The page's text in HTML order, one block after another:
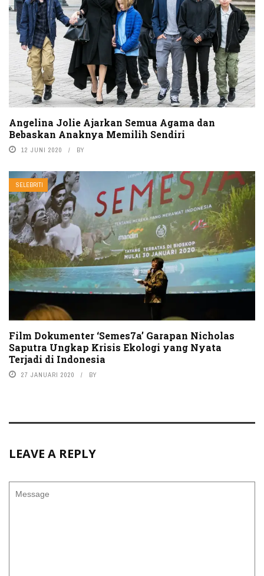
Angelina Jolie Ajarkan Semua Agama dan
Bebaskan Anaknya Memilih Sendiri
12 JUNI 2020 BY
SELEBRITI
Film Dokumenter ‘Semes7a’ Garapan Nicholas
Saputra Ungkap Krisis Ekologi yang Nyata
Terjadi di Indonesia
27 JANUARI 2020 BY
LEAVE A REPLY